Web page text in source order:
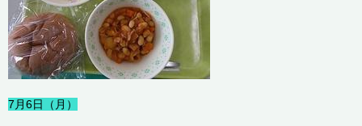
7月6日（月）